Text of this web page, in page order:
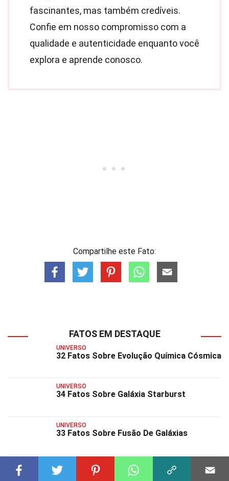
fascinantes, mas também credíveis.
Confie em nosso compromisso com a
qualidade e autenticidade enquanto você
explora e aprende conosco.
Compartilhe este Fato:
FATOS EM DESTAQUE
UNIVERSO
32 Fatos Sobre Evolução Química Cósmica
UNIVERSO
34 Fatos Sobre Galáxia Starburst
UNIVERSO
33 Fatos Sobre Fusão De Galáxias
34 Fatos Sobre Exoasteroide